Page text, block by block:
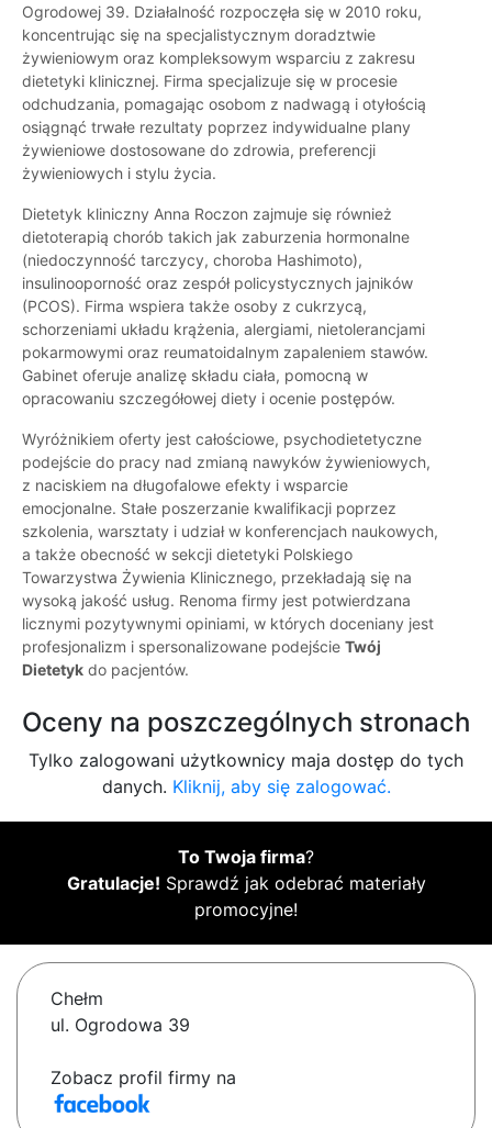
Ogrodowej 39. Działalność rozpoczęła się w 2010 roku,
koncentrując się na specjalistycznym doradztwie
żywieniowym oraz kompleksowym wsparciu z zakresu
dietetyki klinicznej. Firma specjalizuje się w procesie
odchudzania, pomagając osobom z nadwagą i otyłością
osiągnąć trwałe rezultaty poprzez indywidualne plany
żywieniowe dostosowane do zdrowia, preferencji
żywieniowych i stylu życia.
Dietetyk kliniczny Anna Roczon zajmuje się również
dietoterapią chorób takich jak zaburzenia hormonalne
(niedoczynność tarczycy, choroba Hashimoto),
insulinooporność oraz zespół policystycznych jajników
(PCOS). Firma wspiera także osoby z cukrzycą,
schorzeniami układu krążenia, alergiami, nietolerancjami
pokarmowymi oraz reumatoidalnym zapaleniem stawów.
Gabinet oferuje analizę składu ciała, pomocną w
opracowaniu szczegółowej diety i ocenie postępów.
Wyróżnikiem oferty jest całościowe, psychodietetyczne
podejście do pracy nad zmianą nawyków żywieniowych,
z naciskiem na długofalowe efekty i wsparcie
emocjonalne. Stałe poszerzanie kwalifikacji poprzez
szkolenia, warsztaty i udział w konferencjach naukowych,
a także obecność w sekcji dietetyki Polskiego
Towarzystwa Żywienia Klinicznego, przekładają się na
wysoką jakość usług. Renoma firmy jest potwierdzana
licznymi pozytywnymi opiniami, w których doceniany jest
profesjonalizm i spersonalizowane podejście Twój
Dietetyk do pacjentów.
Oceny na poszczególnych stronach
Tylko zalogowani użytkownicy maja dostęp do tych
danych. Kliknij, aby się zalogować.
To Twoja firma?
Gratulacje! Sprawdź jak odebrać materiały
promocyjne!
Chełm
ul. Ogrodowa 39
Zobacz profil firmy na